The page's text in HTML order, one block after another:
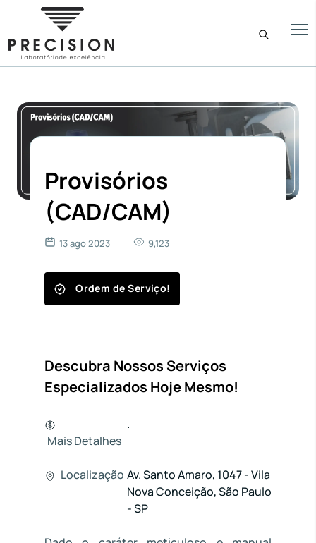
Provisórios
(CAD/CAM)
13 ago 2023 9,123
Ordem de Serviço!
Descubra Nossos Serviços
Especializados Hoje Mesmo!
Mais Detalhes
.
Localização Av. Santo Amaro, 1047 - Vila
Nova Conceição, São Paulo
- SP